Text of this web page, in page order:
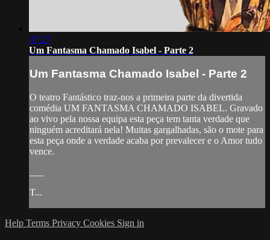
37:27
Um Fantasma Chamado Isabel - Parte 2
Um Fantasma Chamado Isabel - Parte 2
O teatro Fantástico traz-nos a primeira parte da divertida
comédia UM FANTASMA CHAMADO ISABEL. Gravado
ao vivo pela nossa equipa esta peça tem tanta verdade que
ninguém acreditará nela! Muitas gargalhadas, são o mote para
esta peça onde a verdade acaba por prevalecer e o Amor tudo
vence.
T...
Help Terms Privacy Cookies Sign in